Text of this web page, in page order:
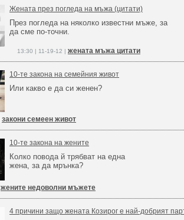
Жената през погледа на мъжа (цитати)
През погледа на няколко известни мъже, за
да сме по-точни.
13:30 | 11-19-12 | жената мъжа цитати
10-те закона на семейния живот
Или какво е да си женен?
закони семеен живот
10-те закона на жените
Колко повода й трябват на една
жена, за да мрънка?
жените недоволни мъжете
4 причини защо жената Козирог е най-добрият